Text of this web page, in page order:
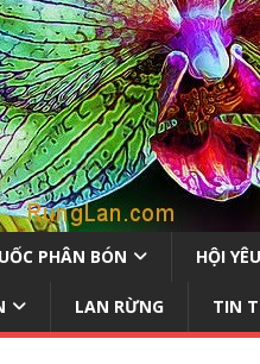
PHÂN BÓN HỘI
LAN RỪNG TIN